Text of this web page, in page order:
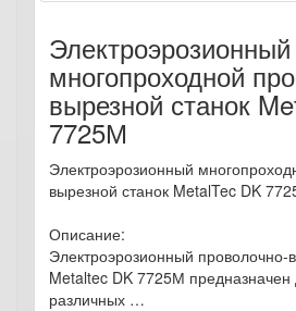
Электроэрозионный
многопроходной
вырезной станок
7725М
Электроэрозионный
вырезной станок MetalTec DK
Описание:
Электроэрозионный проволочно-
Metaltec DK 7725М предназначен
различных …